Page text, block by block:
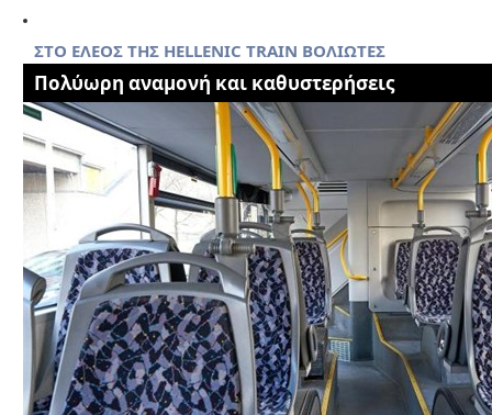
ΣTO EΛΕΟΣ ΤΗΣ HELLENIC TRAIN ΒΟΛΙΩΤΕΣ
Πολύωρη αναμονή και καθυστερήσεις